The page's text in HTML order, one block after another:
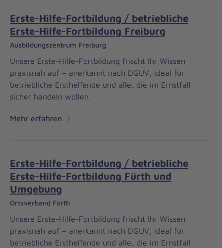
Erste-Hilfe-Fortbildung / betriebliche
Erste-Hilfe-Fortbildung Freiburg
Ausbildungszentrum Freiburg
Unsere Erste-Hilfe-Fortbildung frischt Ihr Wissen
praxisnah auf – anerkannt nach DGUV, ideal für
betriebliche Ersthelfende und alle, die im Ernstfall
sicher handeln wollen.
Mehr erfahren
Erste-Hilfe-Fortbildung / betriebliche
Erste-Hilfe-Fortbildung Fürth und
Umgebung
Ortsverband Fürth
Unsere Erste-Hilfe-Fortbildung frischt Ihr Wissen
praxisnah auf – anerkannt nach DGUV, ideal für
betriebliche Ersthelfende und alle, die im Ernstfall